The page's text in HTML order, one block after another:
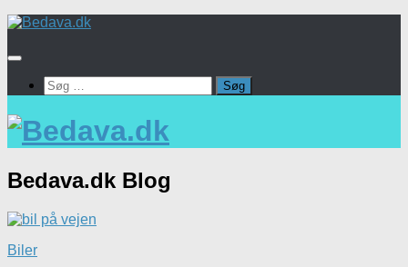
Skip
content
Søg
efter:
Bedava.dk Blog
Biler